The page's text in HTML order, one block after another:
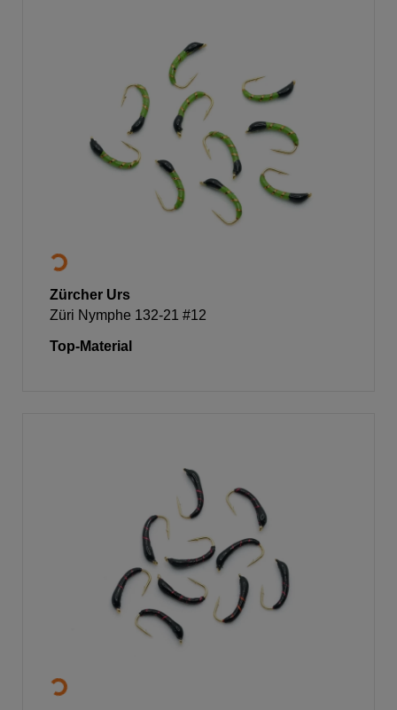
Zürcher Urs
Züri Nymphe 132-21 #12
Top-Material